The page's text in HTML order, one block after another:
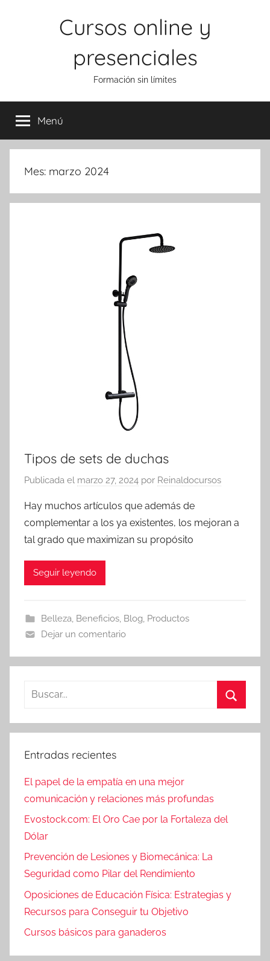
Cursos online y
presenciales
Formación sin límites
Menú
Mes: marzo 2024
Tipos de sets de duchas
Publicada el marzo 27, 2024 por Reinaldocursos
Hay muchos artículos que además de
complementar a los ya existentes, los mejoran a
tal grado que maximizan su propósito
Seguir leyendo
Belleza Beneficios, Blog Productos
Dejar un comentario
Buscar:
Entradas recientes
El papel de la empatía en una mejor
comunicación y relaciones más profundas
Evostock.com: El Oro Cae por la Fortaleza del
Dólar
Prevención de Lesiones y Biomecánica: La
Seguridad como Pilar del Rendimiento
Oposiciones de Educación Física: Estrategias y
Recursos para Conseguir tu Objetivo
Cursos básicos para ganaderos